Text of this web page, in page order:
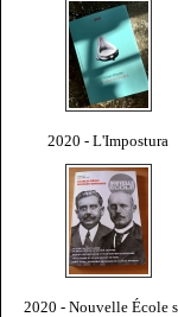
2020 - L'Impostura
2020 - Nouvelle École